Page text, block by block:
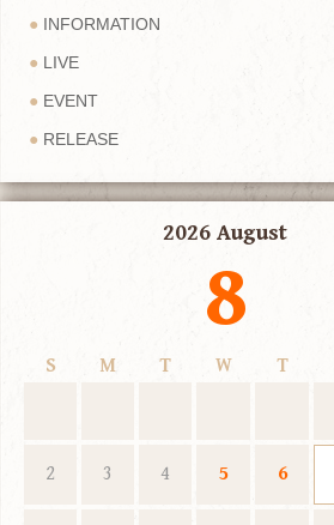
INFORMATION
LIVE
EVENT
RELEASE
2026 August
8
S M T W T
2 3 4 5 6